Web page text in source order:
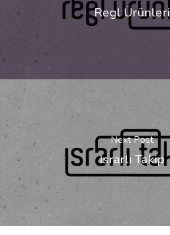
Regl Ürünleri
Next Post
Israrlı Takip